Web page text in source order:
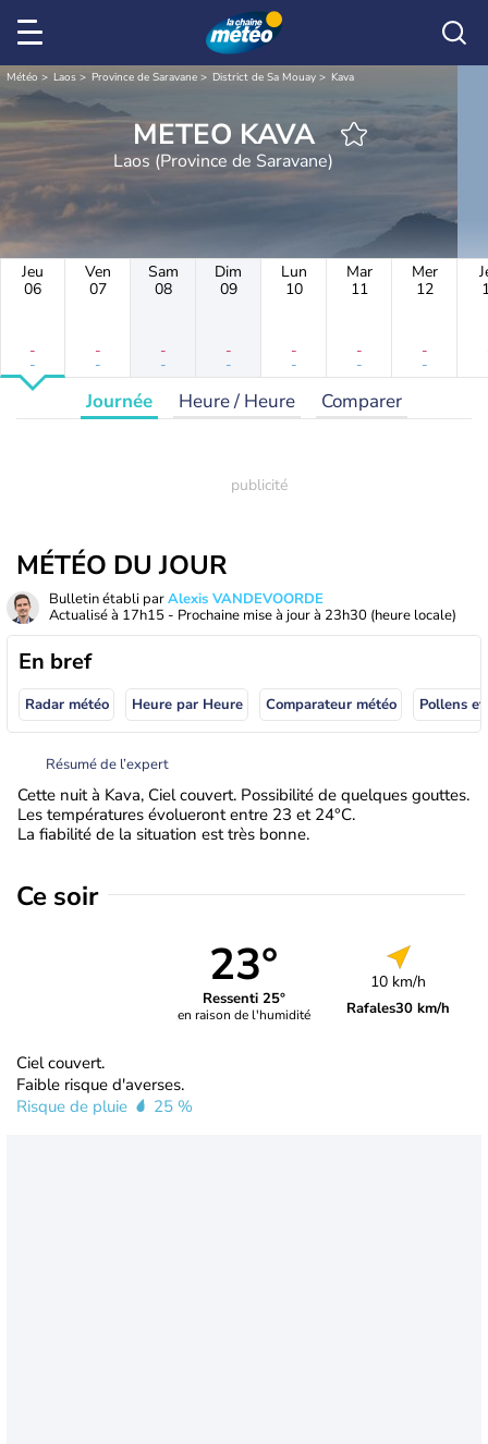
Météo Laos Province de Saravane District de Sa Mouay Kava
METEO KAVA
Laos (Province de Saravane)
Jeu
06
-
-
Ven
07
-
-
Sam
08
-
-
Dim
09
-
-
Lun
10
-
-
Mar
11
-
-
Mer
12
-
-
Journée Heure / Heure Comparer
MÉTÉO DU JOUR
Bulletin établi parAlexis VANDEVOORDE
Actualisé à 17h15 - Prochaine mise à jour à 23h30 (heure locale)
En bref
Radar météo Heure par Heure Comparateur météo Pollens
Résumé de l’expert
Cette nuit à Kava, Ciel couvert. Possibilité de quelques gouttes.
Les températures évolueront entre 23 et 24°C.
La fiabilité de la situation est très bonne.
Ce soir
23°
Ressenti 25°
en raison de l'humidité
10 km/h
Rafales30 km/h
Ciel couvert.
Faible risque d'averses.
Risque de pluie
25 %